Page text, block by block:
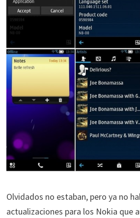
Olvidados no estaban, pero ya no
actualizaciones para los Nokia que